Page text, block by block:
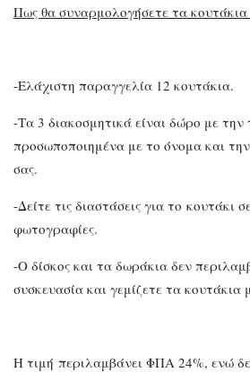
Πως θα συναρμολογήσετε τα κουτάκια
-Ελάχιστη παραγγελία 12 κουτάκια.
-Τα 3 διακοσμητικά είναι δώρο με την
προσωποποιημένα με το όνομα και την
σας.
-Δείτε τις διαστάσεις για το κουτάκι
φωτογραφίες.
-Ο δίσκος και τα δωράκια δεν
συσκευασία και γεμίζετε τα κουτάκια
Η τιμή περιλαμβάνει ΦΠΑ 24%, ενώ